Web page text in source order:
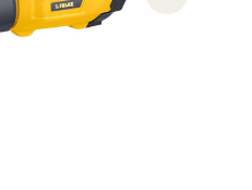
Next slide